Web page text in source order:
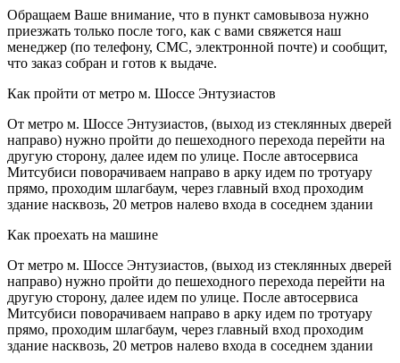
Обращаем Ваше внимание, что в пункт самовывоза нужно
приезжать только после того, как с вами свяжется наш
менеджер (по телефону, СМС, электронной почте) и сообщит,
что заказ собран и готов к выдаче.
Как пройти от метро м. Шоссе Энтузиастов
От метро м. Шоссе Энтузиастов, (выход из стеклянных дверей
направо) нужно пройти до пешеходного перехода перейти на
другую сторону, далее идем по улице. После автосервиса
Митсубиси поворачиваем направо в арку идем по тротуару
прямо, проходим шлагбаум, через главный вход проходим
здание насквозь, 20 метров налево входа в соседнем здании
Как проехать на машине
От метро м. Шоссе Энтузиастов, (выход из стеклянных дверей
направо) нужно пройти до пешеходного перехода перейти на
другую сторону, далее идем по улице. После автосервиса
Митсубиси поворачиваем направо в арку идем по тротуару
прямо, проходим шлагбаум, через главный вход проходим
здание насквозь, 20 метров налево входа в соседнем здании